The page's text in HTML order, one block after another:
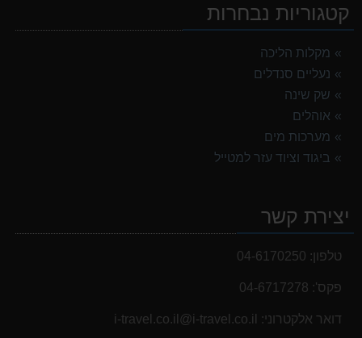
אוהל משפחתי ל 8 GURO Panorama 8P v2
מנשא לתינוק לטיולים OSPERY POCO LT
499.00 ₪
אוהל משפחתי ל 6 GURO Panorama 6P v2
קטגוריות נבחרות
מקלות הליכה
נעליים סנדלים
שק שינה
אוהלים
מערכות מים
ביגוד וציוד עזר למטייל
יצירת קשר
טלפון: 04-6170250
פקס': 04-6717278
דואר אלקטרוני: i-travel.co.il@i-travel.co.il